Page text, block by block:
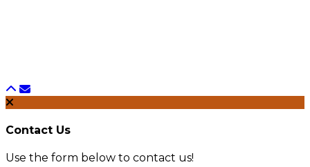
Contact Us
Use the form below to contact us!